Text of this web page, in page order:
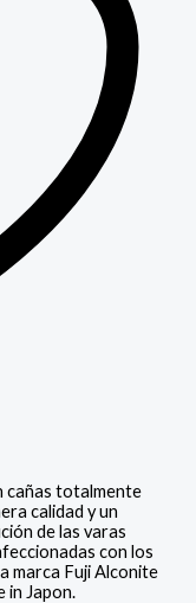
cañas totalmente
calidad y un
de las varas
con los
marca Fuji Alconite
in Japon.